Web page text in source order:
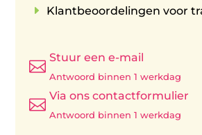
E Klantbeoordelingen voor

Stuur een e-mail
Antwoord binnen 1 werkdag

Via ons contactformulier
Antwoord binnen 1 werkdag